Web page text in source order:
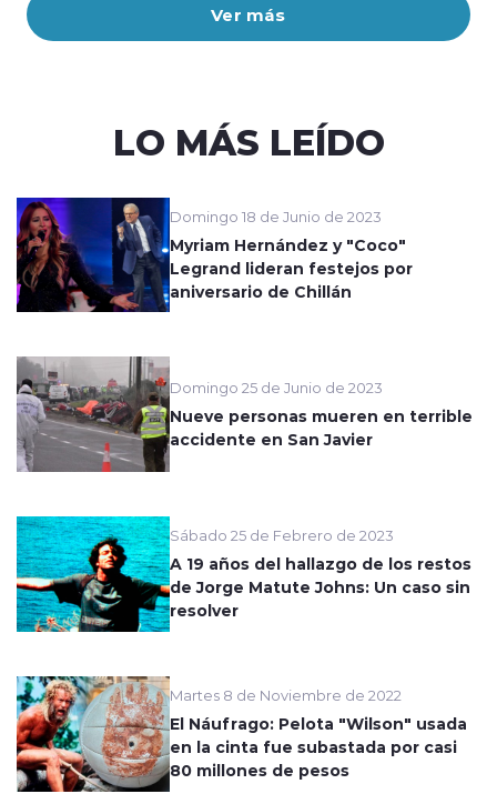
Ver más
LO MÁS LEÍDO
Domingo 18 de Junio de 2023
Myriam Hernández y "Coco"
Legrand lideran festejos por
aniversario de Chillán
Domingo 25 de Junio de 2023
Nueve personas mueren en terrible
accidente en San Javier
Sábado 25 de Febrero de 2023
A 19 años del hallazgo de los restos
de Jorge Matute Johns: Un caso sin
resolver
Martes 8 de Noviembre de 2022
El Náufrago: Pelota "Wilson" usada
en la cinta fue subastada por casi
80 millones de pesos